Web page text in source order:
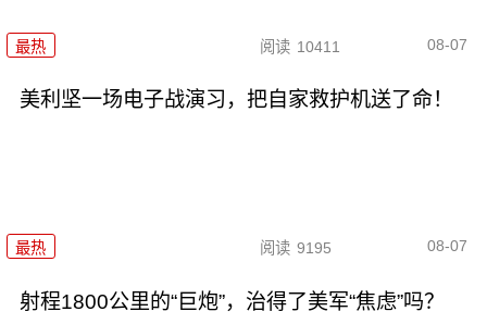
最热 阅读 10411 08-07
美利坚一场电子战演习，把自家救护机送了命！
最热 阅读 9195 08-07
射程1800公里的“巨炮”，治得了美军“焦虑”吗？